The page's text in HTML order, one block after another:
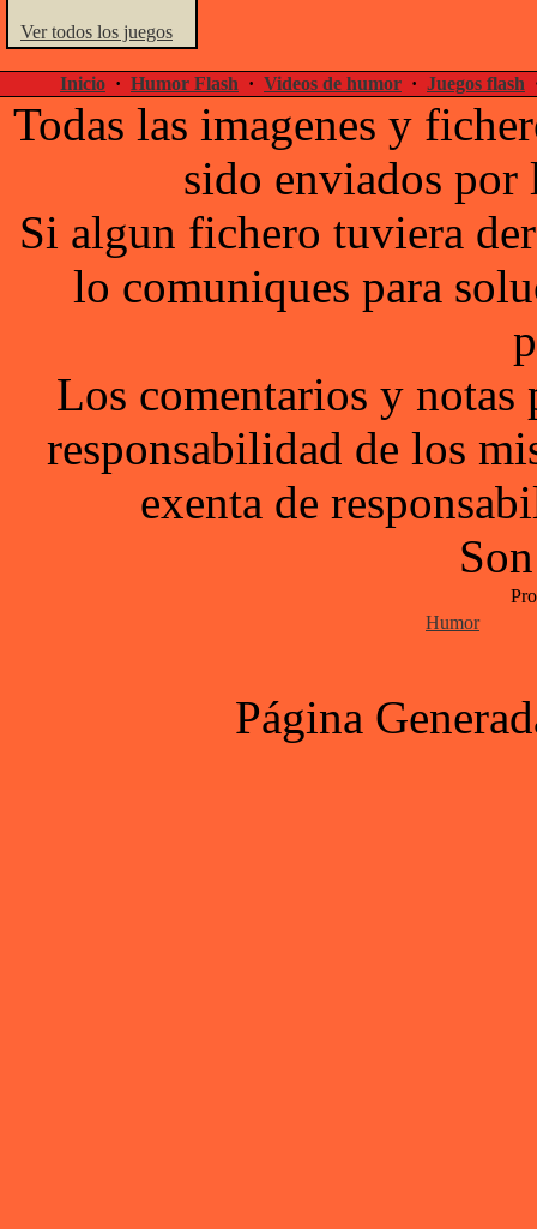
Ver todos los juegos
Inicio · Humor Flash · Videos de humor · Juegos flash
Todas las imagenes y
sido enviados por
Si algun fichero tuviera
lo comuniques para
Los comentarios y notas
responsabilidad de los
exenta de
Humor
Página